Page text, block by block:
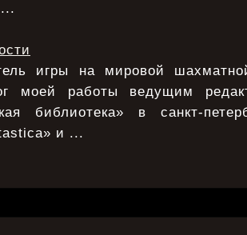
игры на мировой
моей работы ведущим
библиотека» в санкт-
и ...